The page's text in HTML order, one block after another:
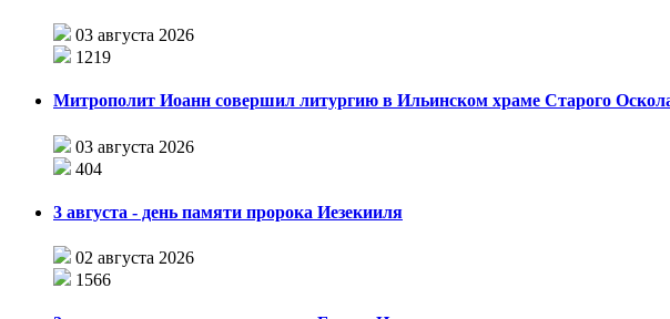
03 августа 2026
1219
Митрополит Иоанн совершил литургию в Ильинском храме Старого
03 августа 2026
404
3 августа - день памяти пророка Иезекииля
02 августа 2026
1566